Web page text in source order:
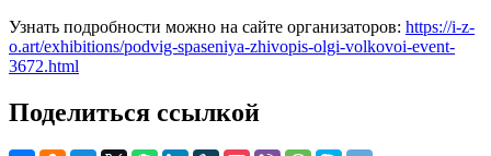
Узнать подробности можно на сайте организаторов: https://i-z-
o.art/exhibitions/podvig-spaseniya-zhivopis-olgi-volkovoi-event-
3672.html
Поделиться ссылкой